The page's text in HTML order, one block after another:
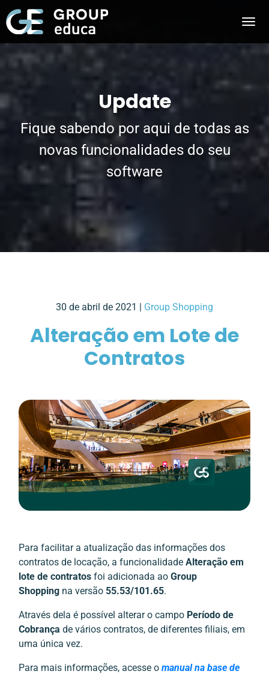
Update
Fique sabendo por aqui de todas as
novas funcionalidades do seu
software
30 de abril de 2021 | Group Shopping
Alteração em Lote de
Contratos
Para facilitar a atualização das informações dos
contratos de locação, a funcionalidade Alteração em
lote de contratos foi adicionada ao Group
Shopping na versão 55.53/101.65.
Através dela é possível alterar o campo Período de
Cobrança de vários contratos, de diferentes filiais, em
uma única vez.
Para mais informações, acesse o manual na base de